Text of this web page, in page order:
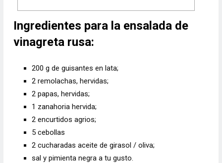
Ingredientes para la ensalada de
vinagreta rusa:
200 g de guisantes en lata;
2 remolachas, hervidas;
2 papas, hervidas;
1 zanahoria hervida;
2 encurtidos agrios;
5 cebollas
2 cucharadas aceite de girasol / oliva;
sal y pimienta negra a tu gusto.